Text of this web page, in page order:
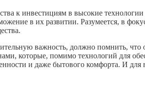
к инвестициям в высокие
в их развитии. Разумеется, в
важность, должно помнить, что
которые, помимо технологий для
и даже бытового комфорта. И для